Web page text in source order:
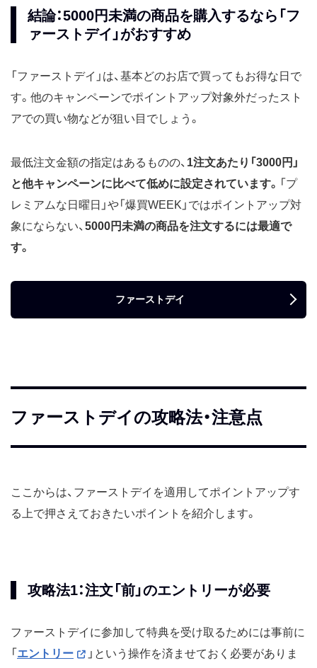
結論：5000円未満の商品を購入するなら「フ
ァーストデイ」がおすすめ
「ファーストデイ」は、基本どのお店で買ってもお得な日で
す。他のキャンペーンでポイントアップ対象外だったスト
アでの買い物などが狙い目でしょう。
最低注文金額の指定はあるものの、 1注文あたり「3000円」
と他キャンペーンに比べて低めに設定されています。 「プ
レミアムな日曜日」や「爆買WEEK」ではポイントアップ対
象にならない、 5000円未満の商品を注文するには最適で
す。
ファーストデイ
ファーストデイの攻略法・注意点
ここからは、ファーストデイを適用してポイントアップす
る上で押さえておきたいポイントを紹介します。
攻略法1：注文「前」のエントリーが必要
ファーストデイに参加して特典を受け取るためには事前に
「 エントリー
」という操作を済ませておく必要がありま